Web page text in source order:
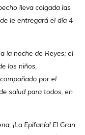
lleva colgada las
le entregará el día 4
la noche de Reyes; el
los niños,
por el
salud para todos, en
¡La Epifanía! El Gran